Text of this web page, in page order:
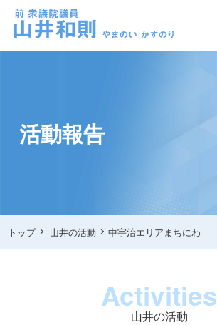
活動報告
トップ 山井の活動 中宇治エリアまちにわ
Activities
山井の活動